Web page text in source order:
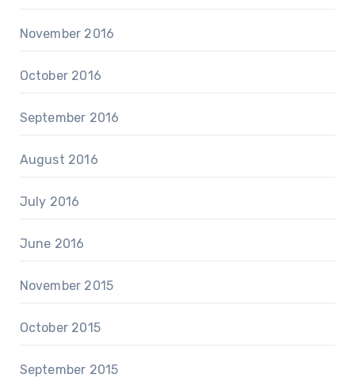
November 2016
October 2016
September 2016
August 2016
July 2016
June 2016
November 2015
October 2015
September 2015